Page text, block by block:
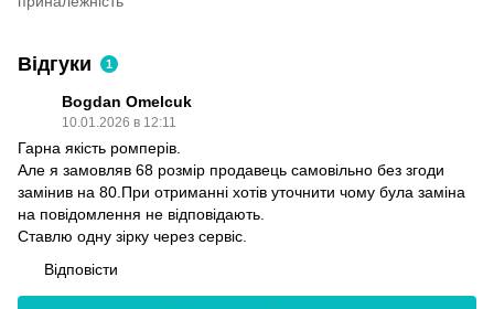
Відгуки 1
Bogdan Omelcuk
10.01.2026 в 12:11
Гарна якість ромперів.
Але я замовляв 68 розмір продавець самовільно без згоди
замінив на 80.При отриманні хотів уточнити чому була заміна
на повідомлення не відповідають.
Ставлю одну зірку через сервіс.
Відповісти